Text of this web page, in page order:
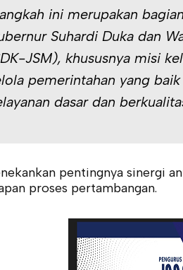
ini merupakan
Suhardi Duka dan
JSM), khususnya misi
pemerintahan yang
dasar dan
pentingnya sinergi
proses pertambangan.